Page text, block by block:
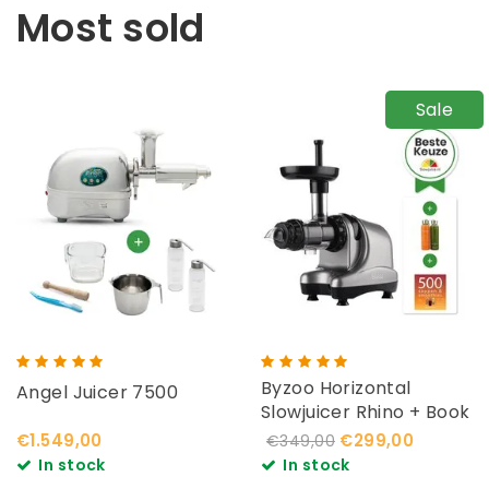
Most sold
Angel Juicer 7500
€1.549,00
In stock
Sale
Byzoo Horizontal
Slowjuicer Rhino + Book
€349,00 €299,00
In stock